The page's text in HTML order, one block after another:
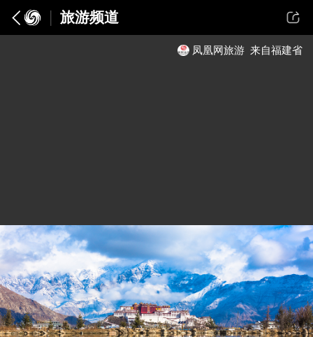
旅游频道
凤凰网旅游 来自福建省